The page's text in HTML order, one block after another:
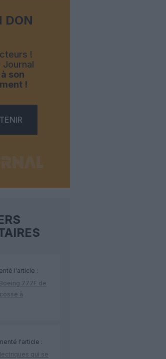
DON
!
Journal
à son
!
l'article :
777F de
à
l'article :
qui se